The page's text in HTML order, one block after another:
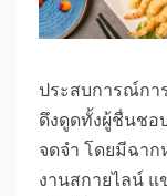
ประสบการณ์กา
ดึงดูดทั้งผู้ชื่นชอ
จดจำ โดยมีฉา
งานสกายไลน์